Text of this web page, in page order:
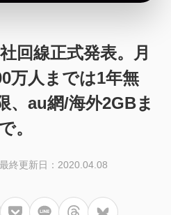
回線正式発表。月
万人までは1年無
、au網/海外2GBま
で。
最終更新日：2020.04.08